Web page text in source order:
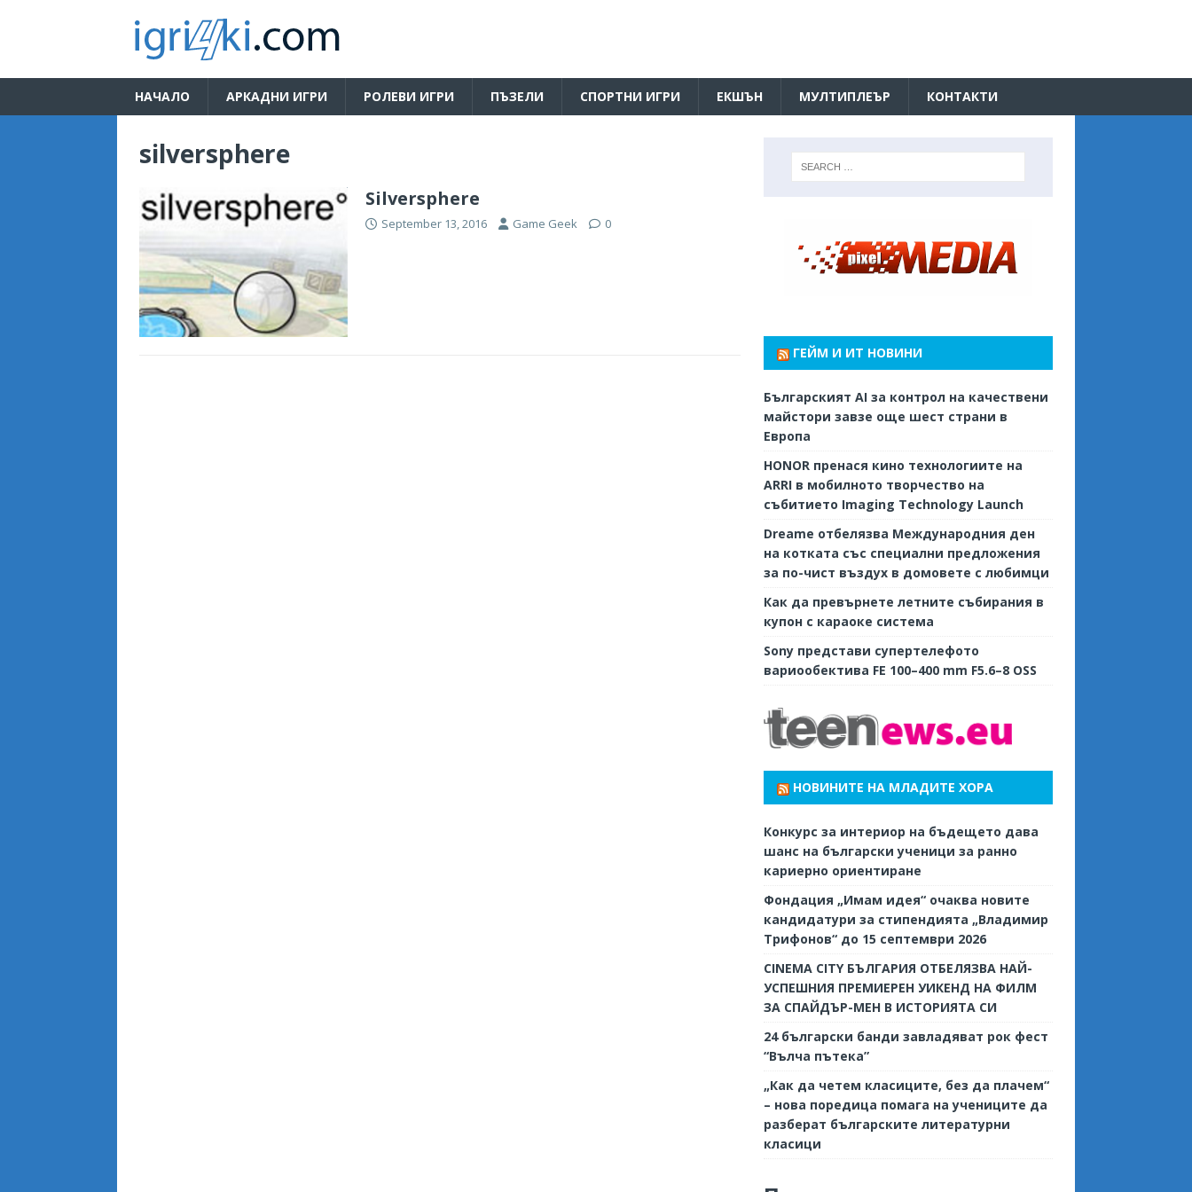
НАЧАЛО АРКАДНИ ИГРИ РОЛЕВИ ИГРИ ПЪЗЕЛИ СПОРТНИ ИГРИ ЕКШЪН МУЛТИПЛЕЪР КОНТАКТИ
silversphere
Silversphere
September 13, 2016 Game Geek 0
ГЕЙМ И ИТ НОВИНИ
Българският AI за контрол на качествени
майстори завзе още шест страни в
Европа
HONOR пренася кино технологиите на
ARRI в мобилното творчество на
събитието Imaging Technology Launch
Dreame отбелязва Международния ден
на котката със специални предложения
за по-чист въздух в домовете с любимци
Как да превърнете летните събирания в
купон с караоке система
Sony представи супертелефото
вариообектива FE 100–400 mm F5.6–8 OSS
НОВИНИТЕ НА МЛАДИТЕ ХОРА
Конкурс за интериор на бъдещето дава
шанс на български ученици за ранно
кариерно ориентиране
Фондация „Имам идея“ очаква новите
кандидатури за стипендията „Владимир
Трифонов“ до 15 септември 2026
CINEMA CITY БЪЛГАРИЯ ОТБЕЛЯЗВА НАЙ-
УСПЕШНИЯ ПРЕМИЕРЕН УИКЕНД НА ФИЛМ
ЗА СПАЙДЪР-МЕН В ИСТОРИЯТА СИ
24 български банди завладяват рок фест
“Вълча пътека”
„Как да четем класиците, без да плачем“
– нова поредица помага на учениците да
разберат българските литературни
класици